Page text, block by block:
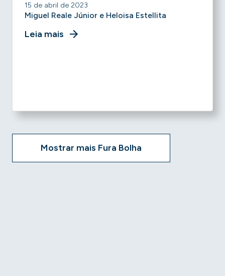
15 de abril de 2023
Miguel Reale Júnior e Heloisa Estellita
Leia mais
Mostrar mais Fura Bolha